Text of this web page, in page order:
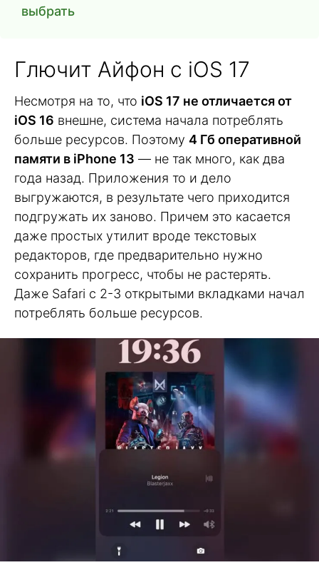
выбрать
Глючит Айфон с iOS 17
Несмотря на то, что iOS 17 не отличается от
iOS 16 внешне, система начала потреблять
больше ресурсов. Поэтому 4 Гб оперативной
памяти в iPhone 13 — не так много, как два
года назад. Приложения то и дело
выгружаются, в результате чего приходится
подгружать их заново. Причем это касается
даже простых утилит вроде текстовых
редакторов, где предварительно нужно
сохранить прогресс, чтобы не растерять.
Даже Safari с 2-3 открытыми вкладками начал
потреблять больше ресурсов.